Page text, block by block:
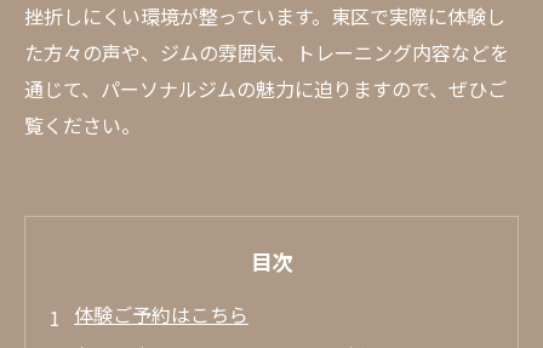
挫折しにくい環境が整っています。東区で実際に体験し
た方々の声や、ジムの雰囲気、トレーニング内容などを
通じて、パーソナルジムの魅力に迫りますので、ぜひご
覧ください。
目次
体験ご予約はこちら